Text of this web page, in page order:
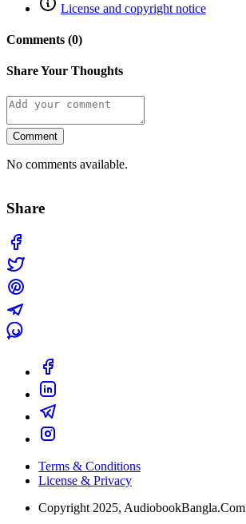
License and copyright notice
Comments (0)
Share Your Thoughts
Comment
No comments available.
Share
Terms & Conditions
License & Privacy
Copyright 2025, AudiobookBangla.Com